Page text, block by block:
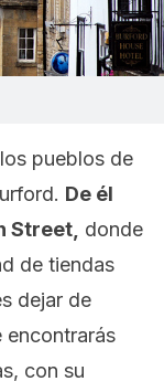
pueblos de
De él
Street, donde
de tiendas
dejar de
encontrarás
con su